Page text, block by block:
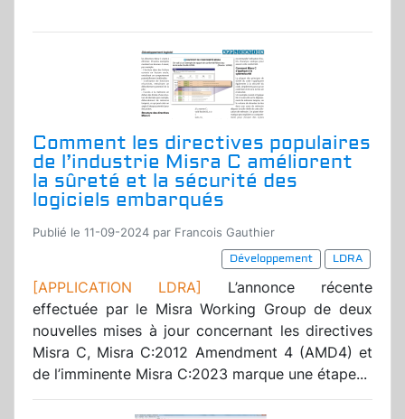
Comment les directives populaires
de l’industrie Misra C améliorent
la sûreté et la sécurité des
logiciels embarqués
Publié le 11-09-2024 par Francois Gauthier
Développement
LDRA
[APPLICATION LDRA] L’annonce récente
effectuée par le Misra Working Group de deux
nouvelles mises à jour concernant les directives
Misra C, Misra C:2012 Amendment 4 (AMD4) et
de l’imminente Misra C:2023 marque une étape...